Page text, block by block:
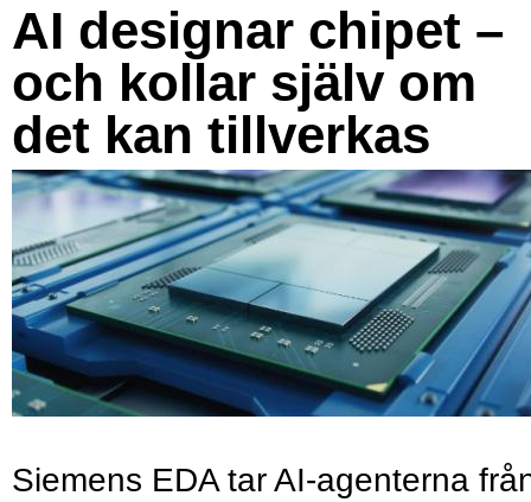
AI designar chipet –
och kollar själv om
det kan tillverkas
Siemens EDA tar AI-agenterna